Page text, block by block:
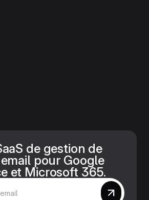
de gestion de
pour Google
et Microsoft 365.